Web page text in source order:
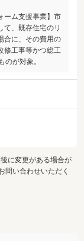
ーム支援事業】市
て、既存住宅のリ
合に、その費用の
修工事等かつ総工
のが対象。
に変更がある場合が
問い合わせいただく